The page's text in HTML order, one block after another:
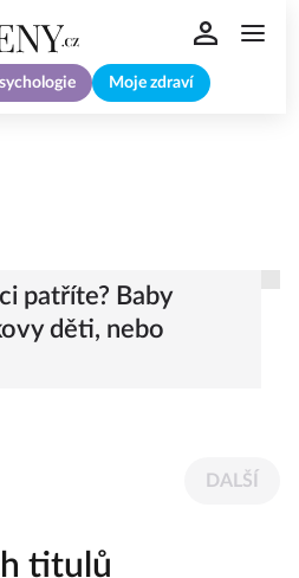
Moje zdraví
patříte? Baby
děti, nebo
DALŠÍ
titulů